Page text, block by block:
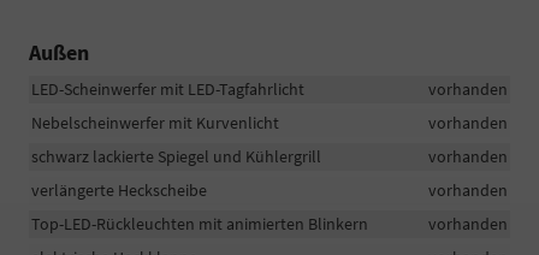
Außen
LED-Scheinwerfer mit LED-Tagfahrlicht
vorhanden
Nebelscheinwerfer mit Kurvenlicht
vorhanden
schwarz lackierte Spiegel und Kühlergrill
vorhanden
verlängerte Heckscheibe
vorhanden
Top-LED-Rückleuchten mit animierten Blinkern
vorhanden